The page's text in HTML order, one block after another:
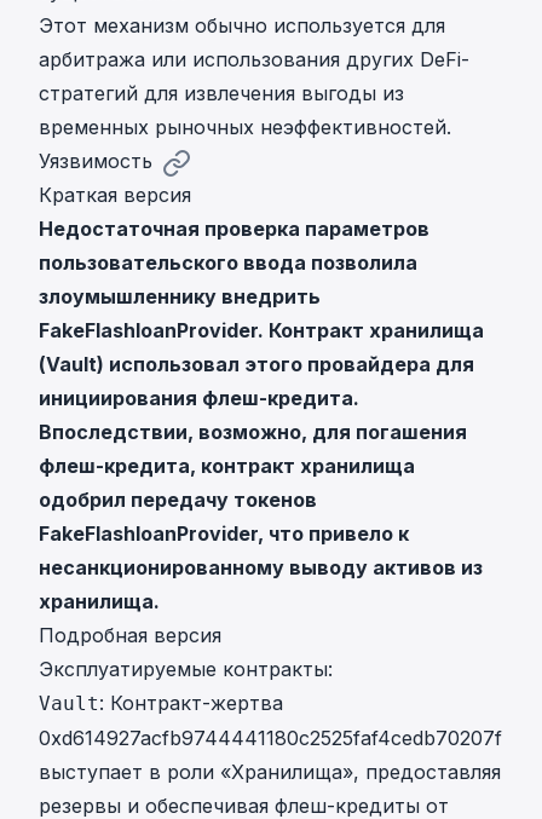
Этот механизм обычно используется для
арбитража или использования других DeFi-
стратегий для извлечения выгоды из
временных рыночных неэффективностей.
Уязвимость
Краткая версия
Недостаточная проверка параметров
пользовательского ввода позволила
злоумышленнику внедрить
FakeFlashloanProvider. Контракт хранилища
(Vault) использовал этого провайдера для
инициирования флеш-кредита.
Впоследствии, возможно, для погашения
флеш-кредита, контракт хранилища
одобрил передачу токенов
FakeFlashloanProvider, что привело к
несанкционированному выводу активов из
хранилища.
Подробная версия
Эксплуатируемые контракты:
Vault: Контракт-жертва
0xd614927acfb9744441180c2525faf4cedb70207f
выступает в роли «Хранилища», предоставляя
резервы и обеспечивая флеш-кредиты от